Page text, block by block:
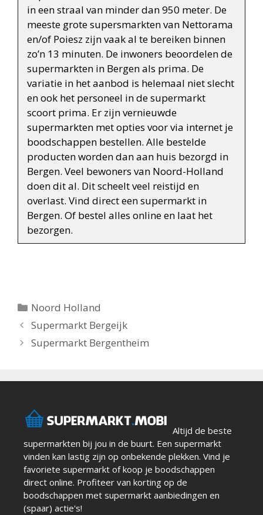
in een straal van minder dan 950 meter. De
meeste grote supersmarkten van Nettorama
en/of Poiesz zijn vaak al te bereiken binnen
zo’n 13 minuten. De inwoners beoordelen de
supermarkten in Bergen als prima. De
variatie in het aanbod is helemaal niet slecht
en ook het personeel in de supermarkt
scoort prima. Er zijn vernieuwde
supermarkten met opties voor via internet je
boodschappen bestellen. Alle bestelde
producten worden dan aan huis bezorgd in
Bergen. Veel bewoners van Noord-Holland
doen dit al. Dit scheelt veel reistijd en
overlast. Vind direct een supermarkt in
Bergen. Of bestel alles online en laat het
bezorgen.
Categorieën
Noord Holland
Berichtnavigatie
Supermarkt Bergeijk
Supermarkt Bergentheim
Altijd de beste
supermarkten bij jou in de buurt. Een supermarkt
vinden kan lastig zijn op onbekende plekken. Vind je
favoriete supermarkt of koop je boodschappen
direct online. Profiteer van korting op de
boodschappen met supermarkt aanbiedingen en
(spaar) actie's!